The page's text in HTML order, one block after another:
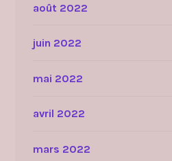
août 2022
juin 2022
mai 2022
avril 2022
mars 2022